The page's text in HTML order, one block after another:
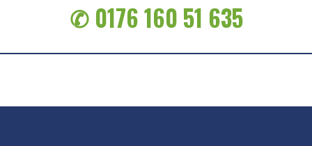
✆ 0176 160 51 635